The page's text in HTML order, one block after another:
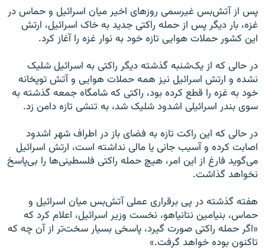
پس از آتش‌بس غیرسمی روزهای اخیر میان اسرائیل و حماس در
غزه، بار دیگر پس از حمله راکتی جدید به خاک اسرائیل، ارتش
این کشور حملات هوایی تازه خود به نوار غزه را آغاز کرد.
در حالی که از یک‌شنبه گذشته دیگر راکتی به اسرائیل شلیک
نشده و ارتش اسرائیل نیز همه حملات هوایی و آتش توپخانه
خود به غزه را قطع کرده بود، راکتی که شامگاه جمعه گذشته به
سوی بندر اسرائیلی اشدود شلیک شد، به تنشی تازه دامن زد.
در حالی که این راکت تازه به فضای باز در اطراف شهر اشدود
اصابت کرده و آسیب جانی یا مالی نداشته است، ارتش اسرائیل
می‌گوید فارغ از این امر، هیچ حمله راکتی فلسطینی‌ها را بی‌پاسخ
نخواهد گذاشت.
هفته گذشته در پی برقراری عملی آتش‌بس میان اسرائیل و
حماس، بنیامین نتانیاهو، نخست وزیر اسرائیل، اعلام کرد که
«اگر حمله راکتی صورت گیرد، پاسخی بسیار سخت‌تر از آن چه که
تاکنون بوده خواهد گرفت.»